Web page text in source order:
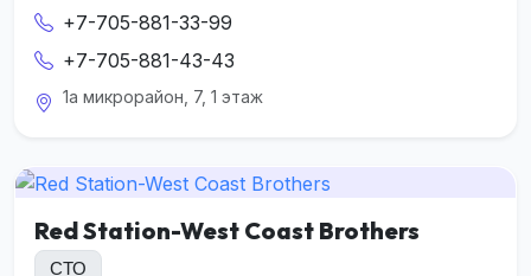
+7-705-881-33-99
+7-705-881-43-43
1а микрорайон, 7, 1 этаж
Red Station-West Coast Brothers
СТО